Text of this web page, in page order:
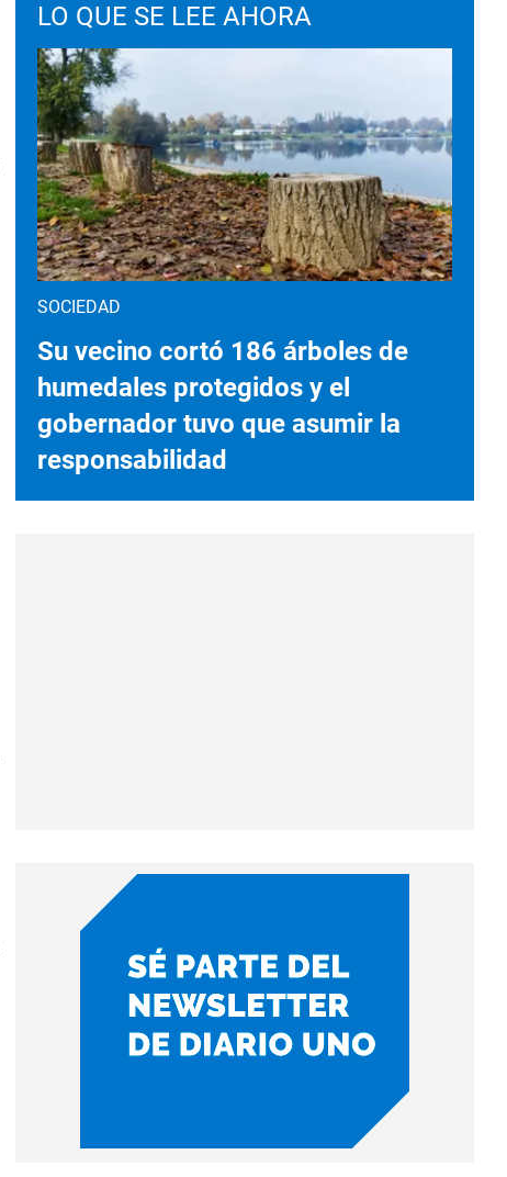
LO QUE SE LEE AHORA
SOCIEDAD
Su vecino cortó 186 árboles de
humedales protegidos y el
gobernador tuvo que asumir la
responsabilidad